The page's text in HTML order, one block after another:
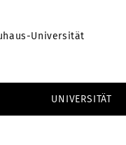
Universität
UNIVERSITÄT